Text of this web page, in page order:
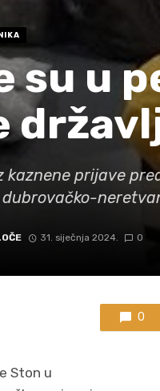
su u
kaznene prijave
31. siječnja 2024. 0
0
Ston u